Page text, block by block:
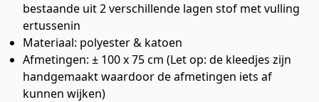
bestaande uit 2 verschillende lagen stof met vulling
ertussenin
Materiaal: polyester & katoen
Afmetingen: ± 100 x 75 cm (Let op: de kleedjes zijn
handgemaakt waardoor de afmetingen iets af
kunnen wijken)